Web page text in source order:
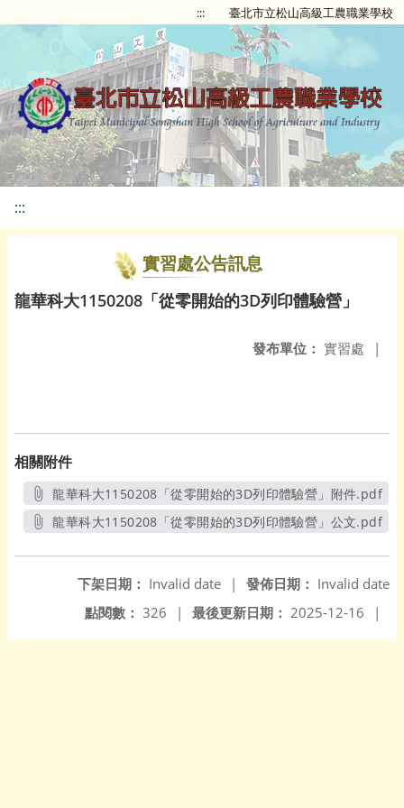
::: 臺北市立松山高級工農職業學校
:::
實習處公告訊息
龍華科大1150208「從零開始的3D列印體驗營」
發布單位： 實習處 |
相關附件
龍華科大1150208「從零開始的3D列印體驗營」附件.pdf
另開新視窗
龍華科大1150208「從零開始的3D列印體驗營」公文.pdf
發佈日期： Invalid date
下架日期： Invalid date
|
最後更新日期： 2025-12-16 |
點閱數： 326 |